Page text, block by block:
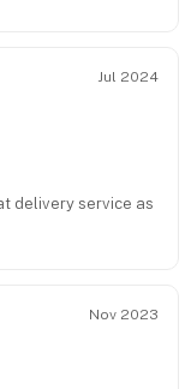
Jul 2024
delivery service as
Nov 2023